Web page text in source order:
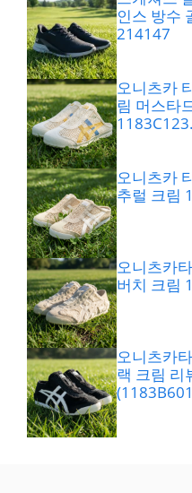
인스 방수
214147
오니츠카
림 머스타
오니츠카
추럴 크림
오니츠카
버치 크림
오니츠카
랙 크림 리